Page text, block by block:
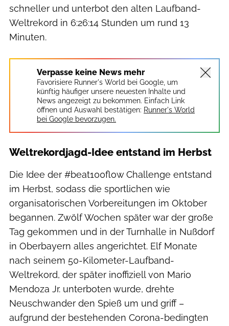
schneller und unterbot den alten Laufband-
Weltrekord in 6:26:14 Stunden um rund 13
Minuten.
Verpasse keine News mehr
Favorisiere Runner's World bei Google, um
künftig häufiger unsere neuesten Inhalte und
News angezeigt zu bekommen. Einfach Link
öffnen und Auswahl bestätigen: Runner's World
bei Google bevorzugen.
Weltrekordjagd-Idee entstand im Herbst
Die Idee der #beat100flow Challenge entstand
im Herbst, sodass die sportlichen wie
organisatorischen Vorbereitungen im Oktober
begannen. Zwölf Wochen später war der große
Tag gekommen und in der Turnhalle in Nußdorf
in Oberbayern alles angerichtet. Elf Monate
nach seinem 50-Kilometer-Laufband-
Weltrekord, der später inoffiziell von Mario
Mendoza Jr. unterboten wurde, drehte
Neuschwander den Spieß um und griff –
aufgrund der bestehenden Corona-bedingten